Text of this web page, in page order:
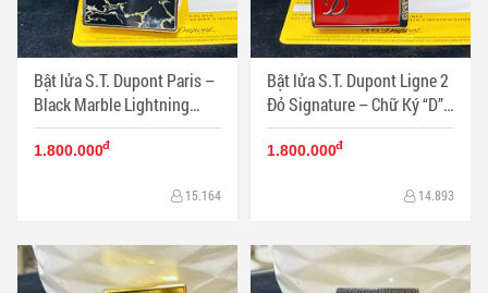
Bật lửa S.T. Dupont Paris –
Black Marble Lightning
Edition | Đen đá vân sét ánh
kim quyền lực - Mã SP:
1.800.000đ
15.164
Bật lửa S.T. Dupont Ligne 2
Đỏ Signature – Chữ Ký “D”
Kinh Điển | Phong cách tinh
gọn chuẩn mực - Mã SP:
1.800.000đ
14.893